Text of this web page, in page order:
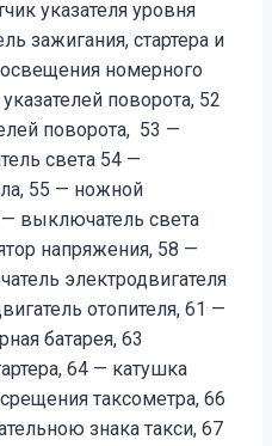
указателя уровня
зажигания, стартера и
номерного
поворота, 52
поворота, 53 —
света 54 —
55 — ножной
выключатель света
напряжения, 58 —
электродвигателя
отопителя, 61 —
батарея, 63
64 — катушка
таксометра, 66
знака такси, 67